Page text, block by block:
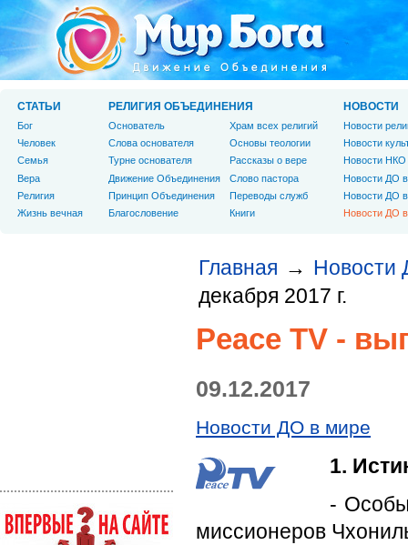
Главная → Новости
декабря 2017 г.
Peace TV -
09.12.2017
Новости ДО в мире
1.
-
миссионеров
СТАТЬИ
Бог
Человек
Cемья
Вера
Религия
Жизнь вечная
РЕЛИГИЯ ОБЪЕДИНЕНИЯ
Основатель
Слова основателя
Турне основателя
Движение Объединения
Принцип Объединения
Благословение
Храм всех религий
Основы теологии
Рассказы о вере
Слово пастора
Переводы служб
Книги
НОВОСТИ
Новости
Новости
Новости НКО
Новости ДО
Новости ДО
Новости ДО